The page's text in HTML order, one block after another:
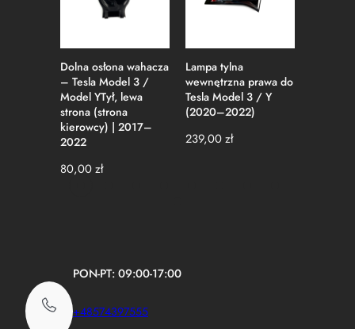
Dolna osłona wahacza
– Tesla Model 3 /
Model YTył, lewa
strona (strona
kierowcy) | 2017–
2022
80,00zł
Lampa tylna
wewnętrzna prawa do
Tesla Model 3 / Y
(2020–2022)
239,00zł
PON-PT: 09:00-17:00
+48574397555